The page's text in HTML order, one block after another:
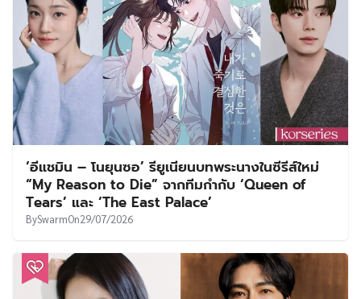
‘อีแชมิน – โนยุนซอ’ รียูเนียนบทพระนางในซีรีส์ใหม่
“My Reason to Die” จากทีมกำกับ ‘Queen of
Tears’ และ ‘The East Palace’
BySwarmOn29/07/2026